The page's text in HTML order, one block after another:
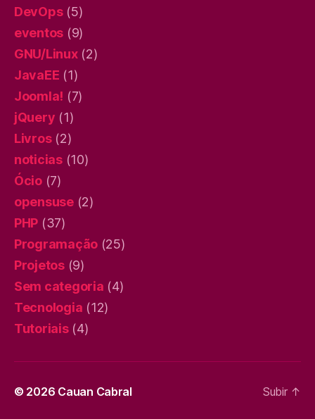
DevOps(5)
eventos (9)
GNU/Linux(2)
JavaEE (1)
Joomla! (7)
jQuery (1)
Livros(2)
noticias(10)
Ócio(7)
opensuse(2)
PHP (37)
Programação (25)
Projetos(9)
Sem categoria (4)
Tecnologia (12)
Tutoriais(4)
© 2026 Cauan Cabral Subir ↑